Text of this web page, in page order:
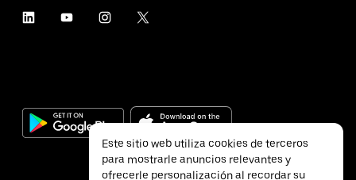
Este sitio web utiliza cookies de terceros
para mostrarle anuncios relevantes y
ofrecerle personalización al recordar su